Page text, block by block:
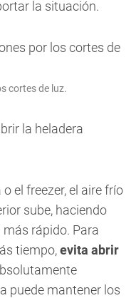
la situación.
cortes de luz.
la heladera
el freezer, el aire frío
sube, haciendo
rápido. Para
tiempo,evita abrir
puede mantener los